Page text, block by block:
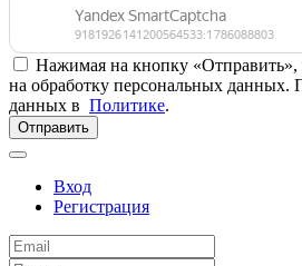
Нажимая на кнопку «Отправить»,
на обработку персональных данных.
данных в Политике.
Отправить
Вход
Регистрация